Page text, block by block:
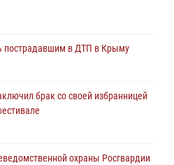
гражданина,
краж
нарушителя на охраняемом
пострадавшим в ДТП в Крыму
брак со своей избранницей
охраны Росгвардии